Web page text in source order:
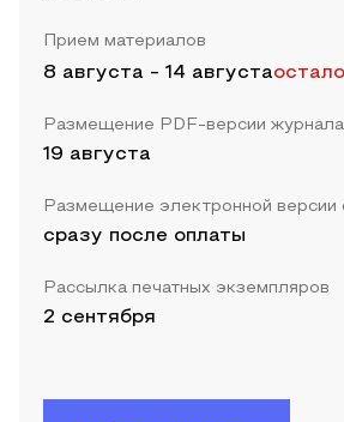
Прием материалов
8 августа - 14 августа
Размещение PDF-версии журнала
19 августа
Размещение электронной версии
сразу после оплаты
Рассылка печатных экземпляров
2 сентября